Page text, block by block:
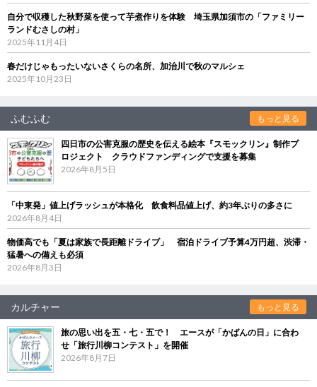
自分で収穫した秋野菜を使って芋煮作りを体験 埼玉県加須市の「ファミリー
ランドむさしの村」
2025年11月4日
春だけじゃもったいないさくらの名所、加治川で秋のマルシェ
2025年10月23日
ふむふむ もっと見る
四日市の公害克服の歴史を伝える絵本『スモックリン』制作プ
ロジェクト クラウドファンディングで支援を募集
2026年8月5日
「中東発」値上げラッシュが本格化 飲食料品値上げ、約3年ぶりの多さに
2026年8月4日
物価高でも「夏は家族で長距離ドライブ」 宿泊ドライブ予算4万円超、渋滞・
猛暑への備えも必須
2026年8月3日
カルチャー もっと見る
旅の思い出を五・七・五で！ エースが「かばんの日」に合わ
せ「旅行川柳コンテスト」を開催
2026年8月7日